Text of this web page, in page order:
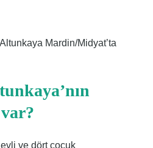
Mardin/Midyat’ta
ve dört çocuk